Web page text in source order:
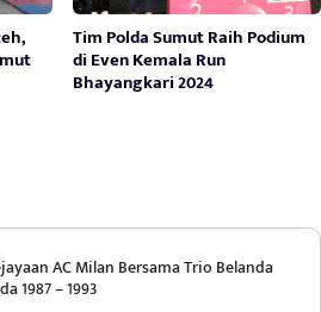
Tim Polda Sumut Raih Podium
di Even Kemala Run
Bhayangkari 2024
AC Milan Bersama Trio Belanda
1987 – 1993